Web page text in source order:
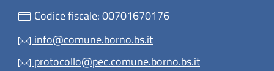
Codice fiscale: 00701670176
info@comune.borno.bs.it
protocollo@pec.comune.borno.bs.it